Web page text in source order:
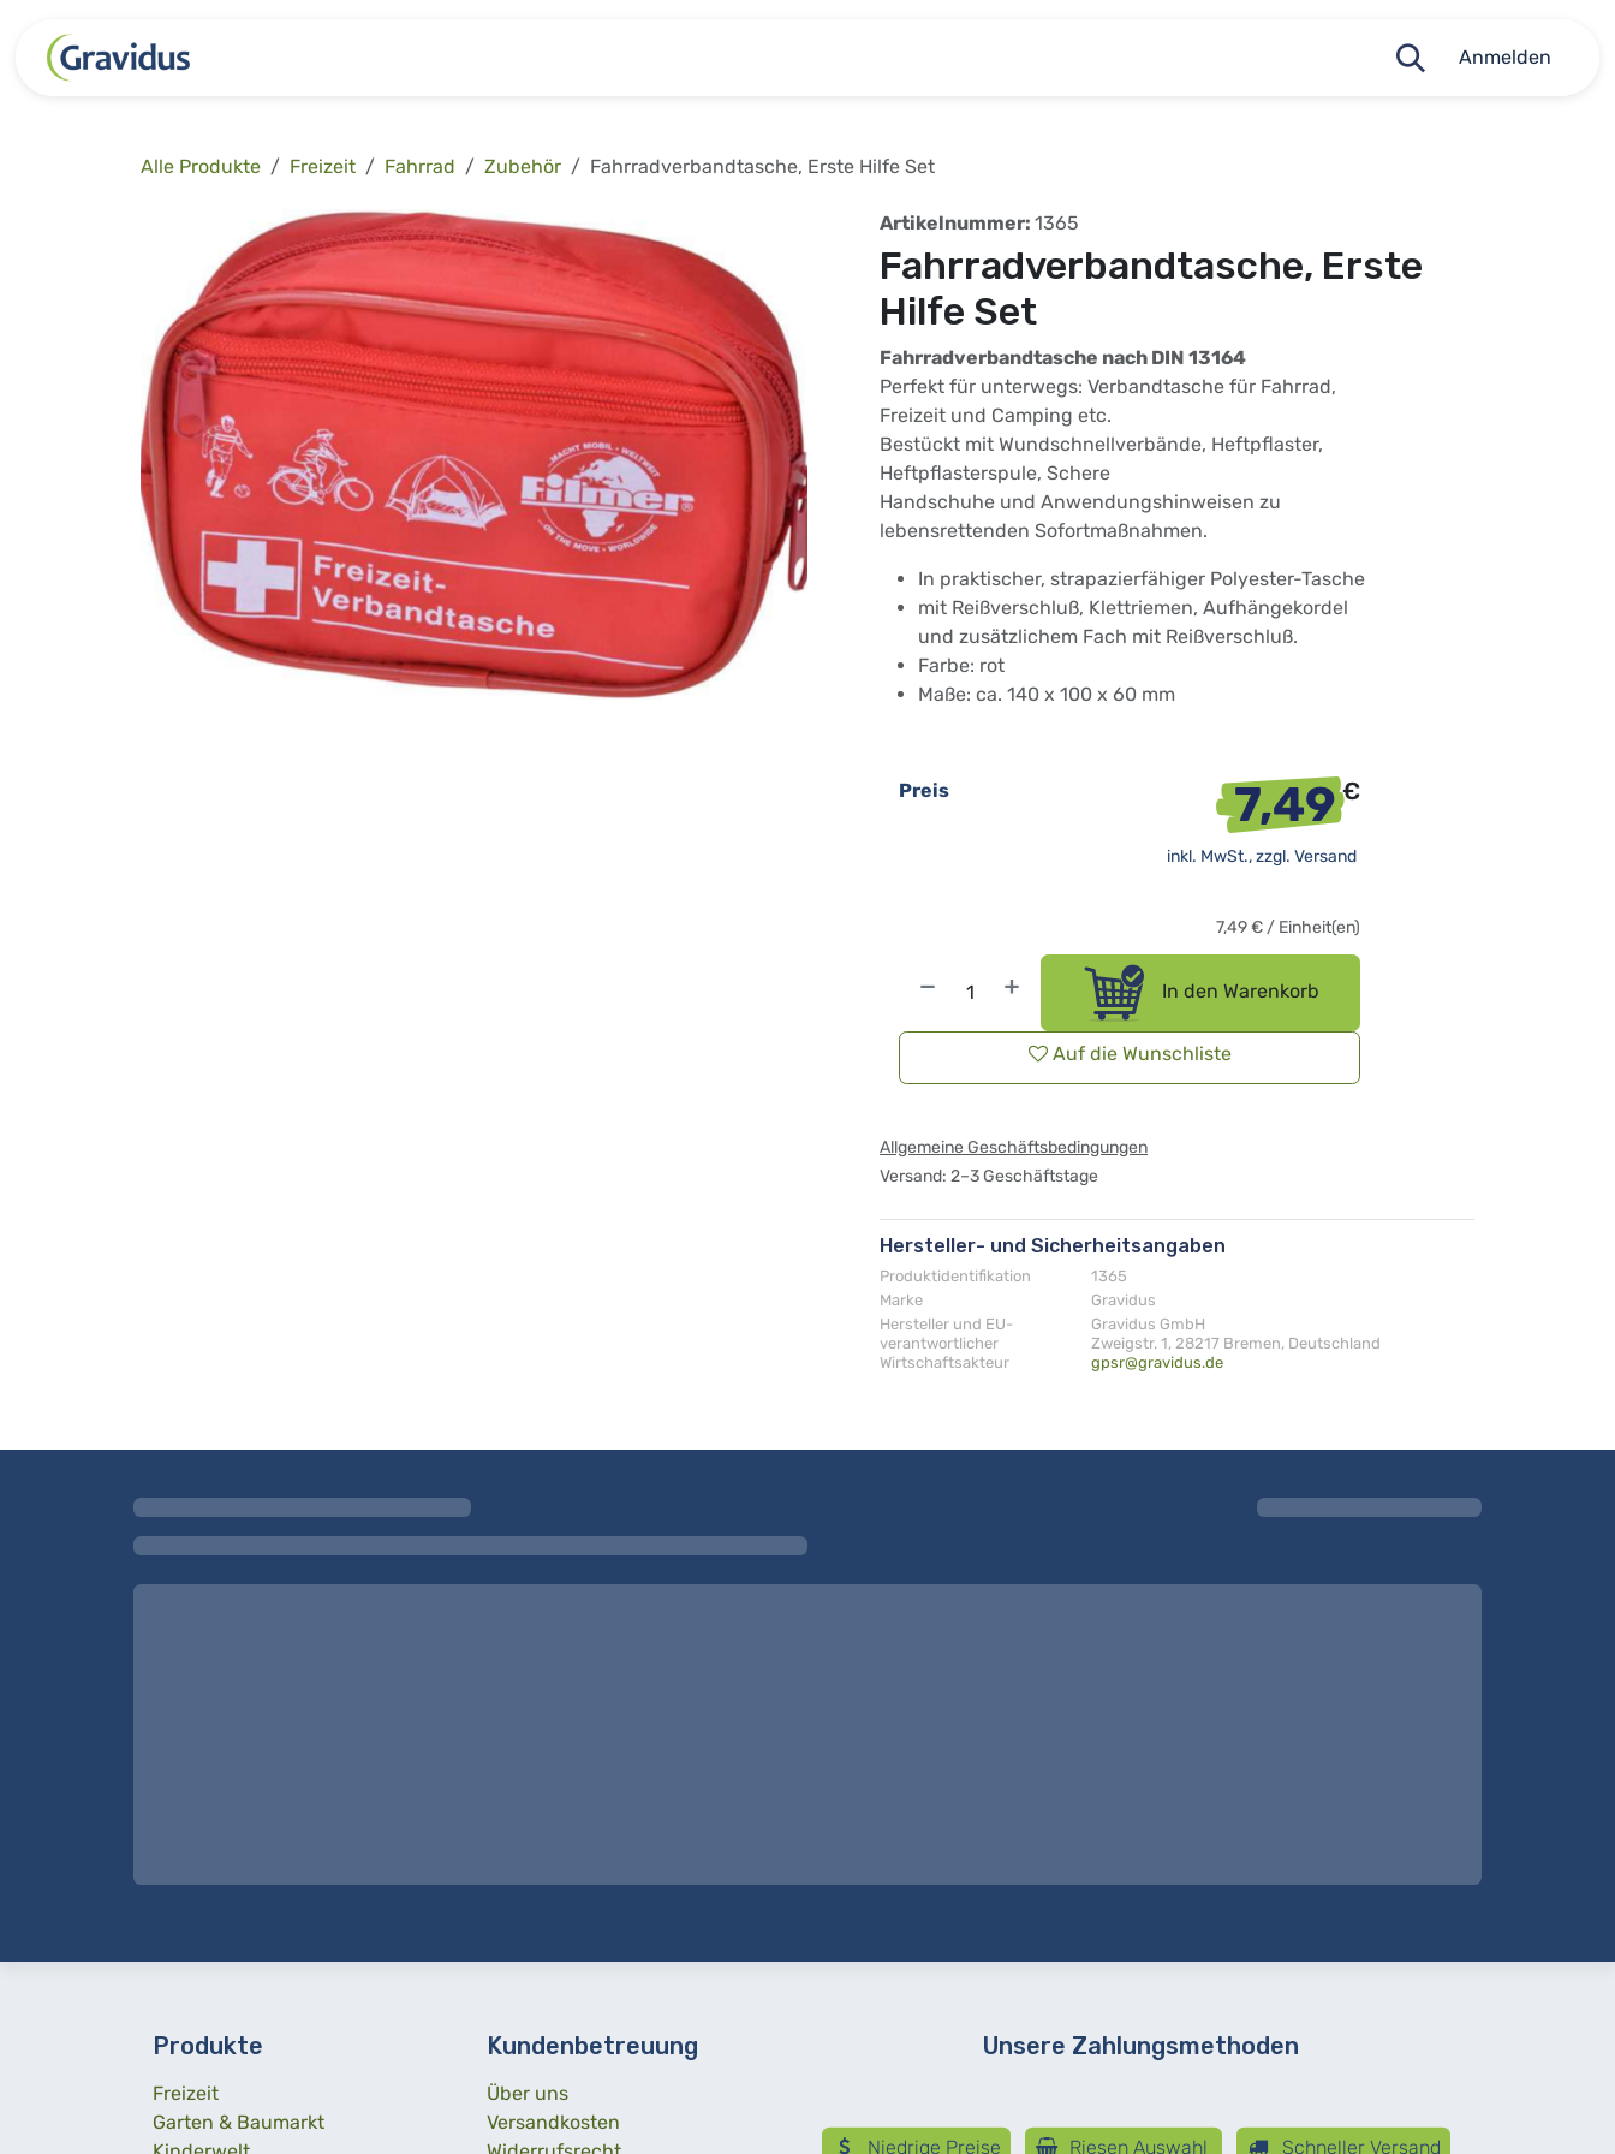
Anmelden
Alle Produkte Freizeit Fahrrad Zubehör Fahrradverbandtasche, Erste Hilfe Set
Artikelnummer: 1365
Fahrradverbandtasche, Erste
Hilfe Set
Fahrradverbandtasche nach DIN 13164
Perfekt für unterwegs: Verbandtasche für Fahrrad,
Freizeit und Camping etc.
Bestückt mit Wundschnellverbände, Heftpflaster,
Heftpflasterspule, Schere
Handschuhe und Anwendungshinweisen zu
lebensrettenden Sofortmaßnahmen.
In praktischer, strapazierfähiger Polyester-Tasche
mit Reißverschluß, Klettriemen, Aufhängekordel
und zusätzlichem Fach mit Reißverschluß.
Farbe: rot
Maße: ca. 140 x 100 x 60 mm
In den Warenkorb
Auf die Wunschliste
Preis 7,49€
inkl. MwSt., zzgl. Versand
7,49€/ Einheit(en)
Allgemeine Geschäftsbedingungen
Versand: 2–3 Geschäftstage
Hersteller- und Sicherheitsangaben
Produktidentifikation
1365
Marke
Gravidus
Hersteller und EU-
verantwortlicher
Wirtschaftsakteur
Gravidus GmbH
Zweigstr. 1, 28217 Bremen, Deutschland
gpsr@gravidus.de
Produkte
Freizeit
Garten & Baumarkt
Kundenbetreuung
Über uns
Versandkosten
Unsere Zahlungsmethoden
Niedrige Preise Riesen Auswahl Schneller Versand